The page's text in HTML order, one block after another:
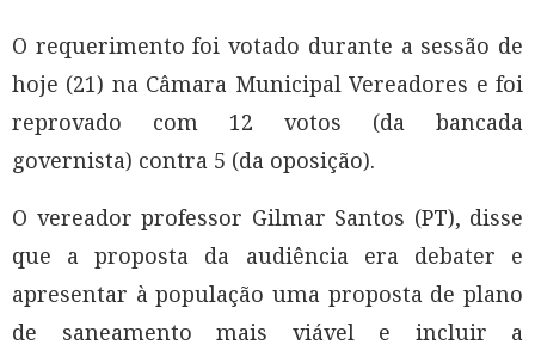
O requerimento foi votado durante a sessão de
hoje (21) na Câmara Municipal Vereadores e foi
reprovado com 12 votos (da bancada
governista) contra 5 (da oposição).
O vereador professor Gilmar Santos (PT), disse
que a proposta da audiência era debater e
apresentar à população uma proposta de plano
de saneamento mais viável e incluir a